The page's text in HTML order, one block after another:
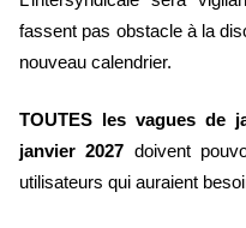
fassent pas obstacle à la
nouveau calendrier.
TOUTES les vagues de
janvier 2027 doivent
utilisateurs qui auraient